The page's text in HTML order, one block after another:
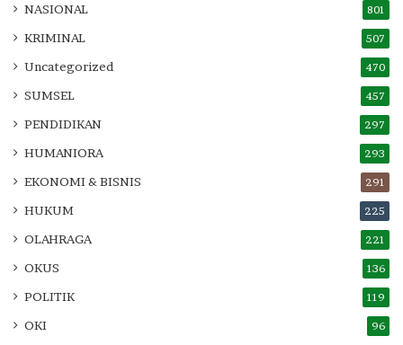
NASIONAL 801
KRIMINAL 507
Uncategorized 470
SUMSEL 457
PENDIDIKAN 297
HUMANIORA 293
EKONOMI & BISNIS 291
HUKUM 225
OLAHRAGA 221
OKUS 136
POLITIK 119
OKI 96